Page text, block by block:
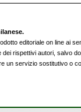
editoriale on line ai
dei rispettivi autori,
un servizio sostitutivo o